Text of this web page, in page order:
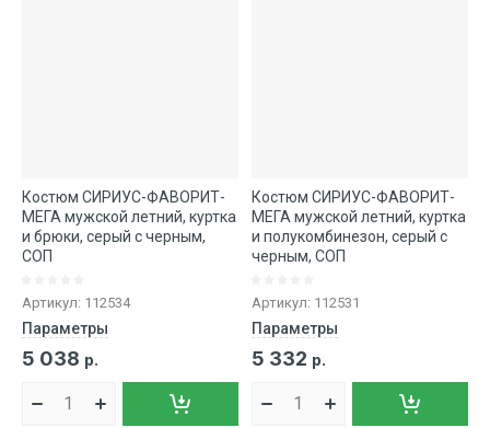
Костюм СИРИУС-ФАВОРИТ-
МЕГА мужской летний, куртка
и брюки, серый с черным,
СОП
Артикул: 112534
Параметры
5 038 р.
Костюм СИРИУС-ФАВОРИТ-
МЕГА мужской летний, куртка
и полукомбинезон, серый с
черным, СОП
Артикул: 112531
Параметры
5 332 р.